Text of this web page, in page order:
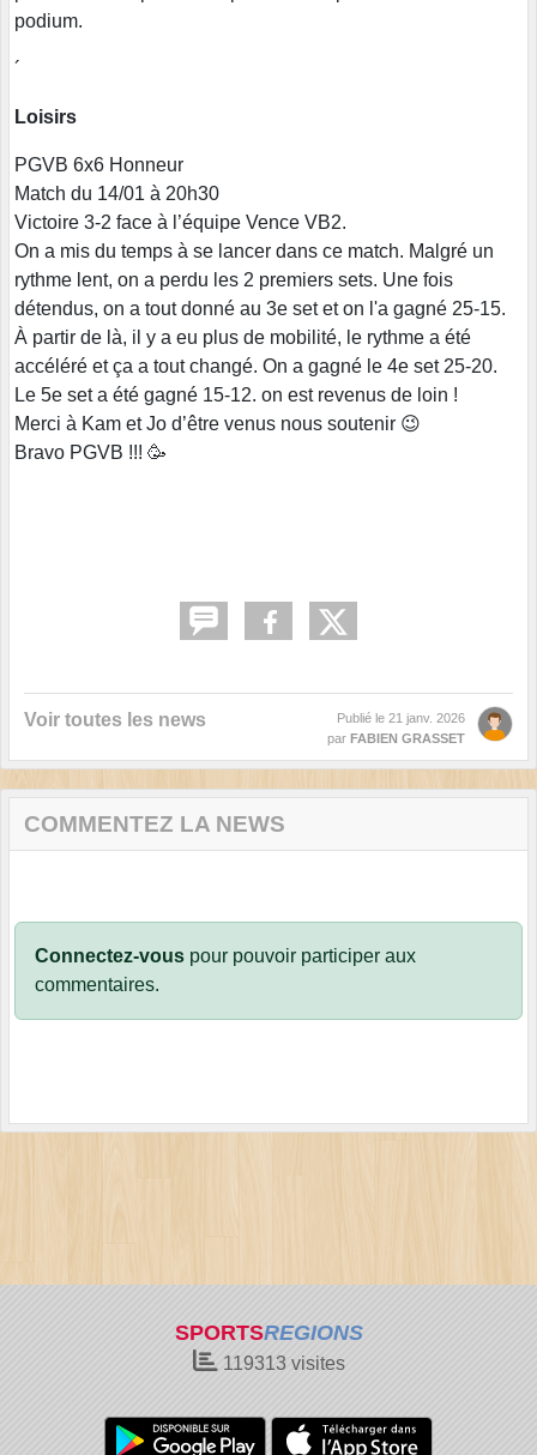
podium.
´
Loisirs
PGVB 6x6 Honneur
Match du 14/01 à 20h30
Victoire 3-2 face à l’équipe Vence VB2.
On a mis du temps à se lancer dans ce match. Malgré un
rythme lent, on a perdu les 2 premiers sets. Une fois
détendus, on a tout donné au 3e set et on l'a gagné 25-15.
À partir de là, il y a eu plus de mobilité, le rythme a été
accéléré et ça a tout changé. On a gagné le 4e set 25-20.
Le 5e set a été gagné 15-12. on est revenus de loin !
Merci à Kam et Jo d’être venus nous soutenir 😉
Bravo PGVB !!! 🥳
Voir toutes les news Publié le 21 janv. 2026
par FABIEN GRASSET
COMMENTEZ LA NEWS
Connectez-vous pour pouvoir participer aux
commentaires.
SPORTSREGIONS
119313 visites